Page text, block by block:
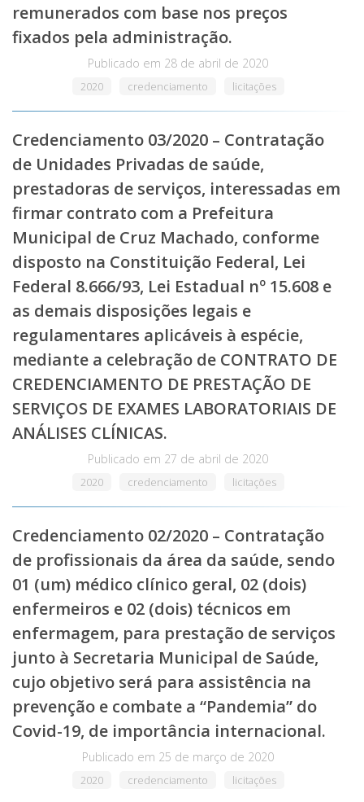
remunerados com base nos preços
fixados pela administração.
Publicado em 28 de abril de 2020
2020 credenciamento licitações
Credenciamento 03/2020 – Contratação
de Unidades Privadas de saúde,
prestadoras de serviços, interessadas em
firmar contrato com a Prefeitura
Municipal de Cruz Machado, conforme
disposto na Constituição Federal, Lei
Federal 8.666/93, Lei Estadual nº 15.608 e
as demais disposições legais e
regulamentares aplicáveis à espécie,
mediante a celebração de CONTRATO DE
CREDENCIAMENTO DE PRESTAÇÃO DE
SERVIÇOS DE EXAMES LABORATORIAIS DE
ANÁLISES CLÍNICAS.
Publicado em 27 de abril de 2020
2020 credenciamento licitações
Credenciamento 02/2020 – Contratação
de profissionais da área da saúde, sendo
01 (um) médico clínico geral, 02 (dois)
enfermeiros e 02 (dois) técnicos em
enfermagem, para prestação de serviços
junto à Secretaria Municipal de Saúde,
cujo objetivo será para assistência na
prevenção e combate a “Pandemia” do
Covid-19, de importância internacional.
Publicado em 25 de março de 2020
2020 credenciamento licitações